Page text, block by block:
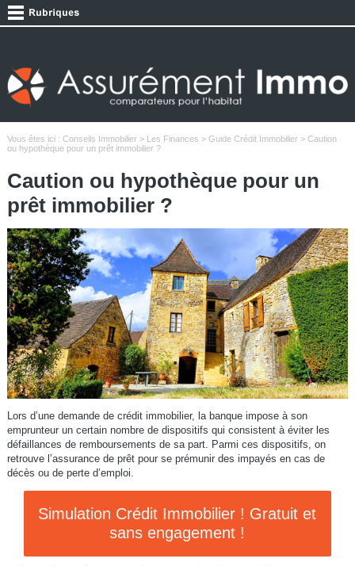
Vous êtes ici : Conseils Immobilier> Les Finances > Guide Crédit Immobilier> Caution
ou hypothèque pour un prêt immobilier ?
Caution ou hypothèque pour un
prêt immobilier ?
Lors d’une demande de crédit immobilier, la banque impose à son
emprunteur un certain nombre de dispositifs qui consistent à éviter les
défaillances de remboursements de sa part. Parmi ces dispositifs, on
retrouve l’assurance de prêt pour se prémunir des impayés en cas de
décès ou de perte d’emploi.
Simulation Crédit Immobilier ! Gratuit et
sans engagement !